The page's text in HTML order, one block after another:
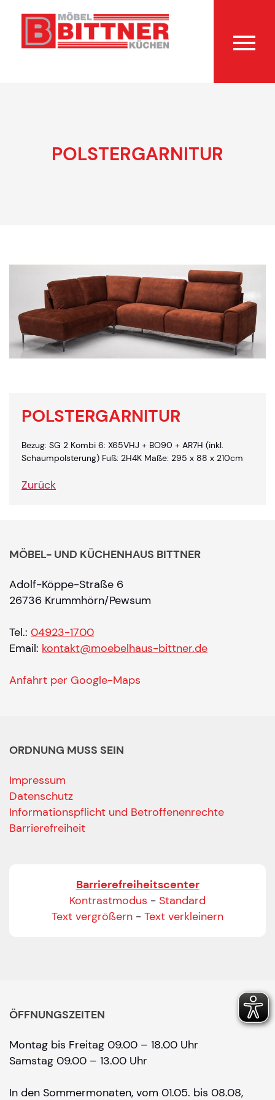
POLSTERGARNITUR
POLSTERGARNITUR
Bezug: SG 2 Kombi 6: X65VHJ + BO90 + AR7H (inkl.
Schaumpolsterung) Fuß: 2H4K Maße: 295 x 88 x 210cm
Zurück
MÖBEL- UND KÜCHENHAUS BITTNER
Adolf-Köppe-Straße 6
26736 Krummhörn/Pewsum
Tel.: 04923-1700
Email: kontakt@moebelhaus-bittner.de
Anfahrt per Google-Maps
ORDNUNG MUSS SEIN
Impressum
Datenschutz
Informationspflicht und Betroffenenrechte
Barrierefreiheit
Barrierefreiheitscenter
Kontrastmodus - Standard
Text vergrößern - Text verkleinern
ÖFFNUNGSZEITEN
Montag bis Freitag 09.00 – 18.00 Uhr
Samstag 09.00 – 13.00 Uhr
In den Sommermonaten, vom 01.05. bis 08.08,